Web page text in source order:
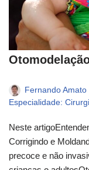
Fernando Amato
Especialidade:
Neste
Corrigindo e
precoce e não